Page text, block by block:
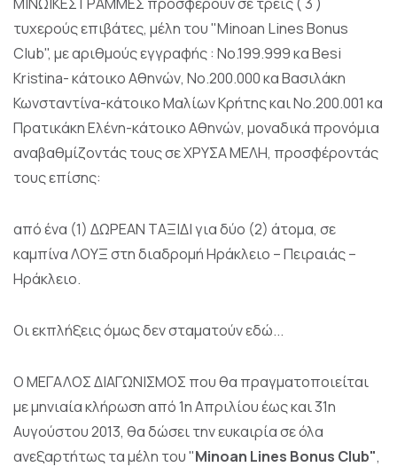
τυχερούς επιβάτες, μέλη του "Minoan Lines Bonus
Club", με αριθμούς εγγραφής : Νο.199.999 κα Besi
Kristina- κάτοικο Αθηνών, Νο.200.000 κα Βασιλάκη
Κωνσταντίνα-κάτοικο Μαλίων Κρήτης και Νο.200.001 κα
Πρατικάκη Ελένη-κάτοικο Αθηνών, μοναδικά προνόμια
αναβαθμίζοντάς τους σε ΧΡΥΣΑ ΜΕΛΗ, προσφέροντάς
τους επίσης:
από ένα (1) ΔΩΡΕΑΝ ΤΑΞΙΔΙ για δύο (2) άτομα, σε
καμπίνα ΛΟΥΞ στη διαδρομή Ηράκλειο – Πειραιάς –
Ηράκλειο.
Οι εκπλήξεις όμως δεν σταματούν εδώ...
Ο ΜΕΓΑΛΟΣ ΔΙΑΓΩΝΙΣΜΟΣ που θα πραγματοποιείται
με μηνιαία κλήρωση από 1η Απριλίου έως και 31η
Αυγούστου 2013, θα δώσει την ευκαιρία σε όλα
ανεξαρτήτως τα μέλη του "Minoan Lines Bonus Club",